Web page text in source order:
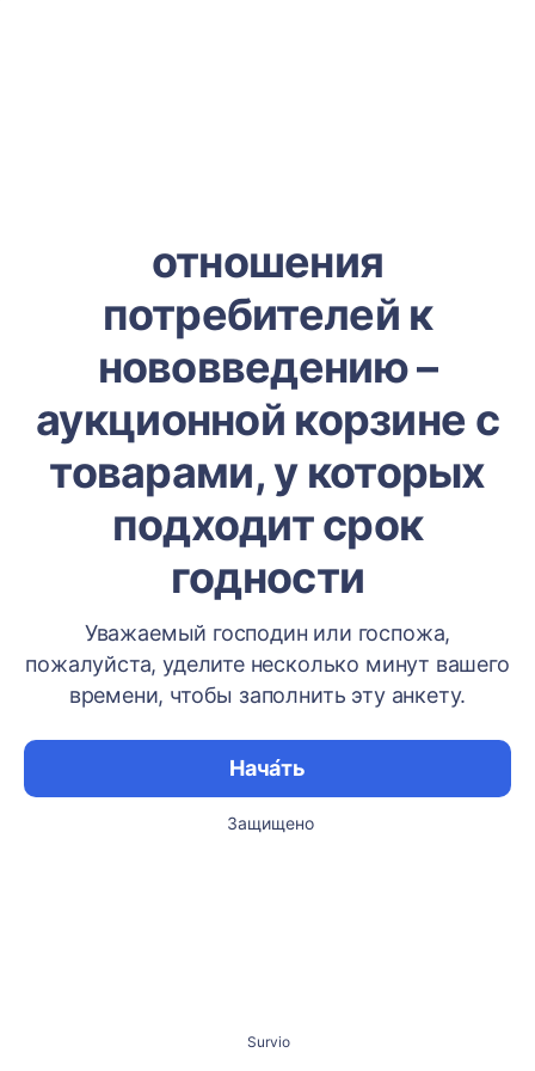
отношения
потребителей к
нововведению –
аукционной корзине с
товарами, у которых
подходит срок
годности
Уважаемый господин или госпожа,
пожалуйста, уделите несколько минут вашего
времени, чтобы заполнить эту анкету.
Нача́ть
Защищено
Survio